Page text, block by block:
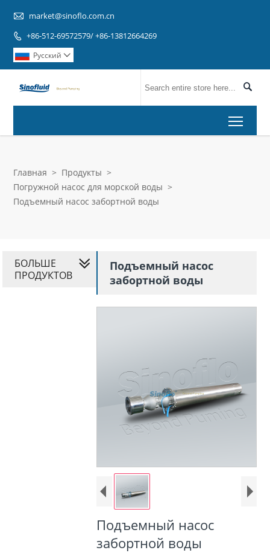
 market@sinoflo.com.cn
 +86-512-69572579/ +86-13812664269
Pусский 

Главная > Продукты >
Погружной насос для морской воды >
Подъемный насос забортной воды
Подъемный насос
забортной воды
Подъемный насос
забортной воды
БОЛЬШЕ
ПРОДУКТОВ